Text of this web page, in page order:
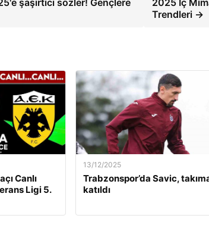
Trendleri →
Canlı
Ligi 5.
13/12/2025
Trabzonspor’da Savic,
katıldı